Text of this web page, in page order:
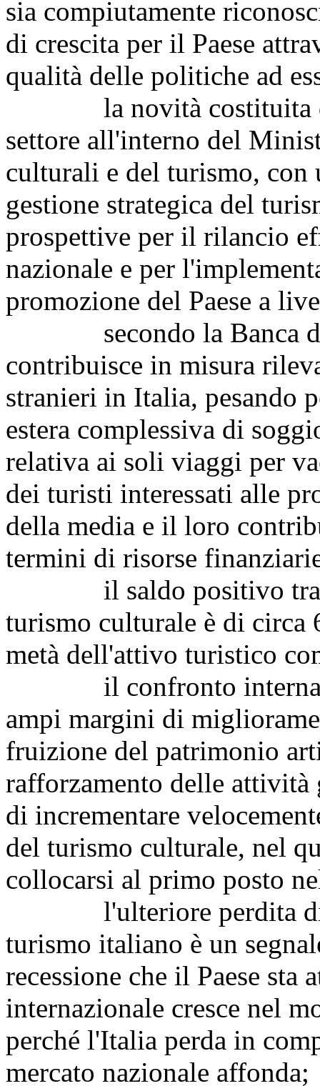
sia compiutamente
di crescita per il Paese
qualità delle politiche ad
la novità costituita
settore all'interno del
culturali e del turismo, con
gestione strategica del
prospettive per il rilancio
nazionale e per
promozione del Paese a
secondo la Banca
contribuisce in misura
stranieri in Italia, pesando
estera complessiva di
relativa ai soli viaggi per
dei turisti interessati alle
della media e il loro
termini di risorse
il saldo positivo tra
turismo culturale è di
metà dell'attivo turistico
il confronto
ampi margini di
fruizione del patrimonio
rafforzamento delle
di incrementare
del turismo culturale, nel
collocarsi al primo posto
l'ulteriore perdita di
turismo italiano è un
recessione che il Paese sta
internazionale cresce nel
perché l'Italia perda in
mercato nazionale affonda;